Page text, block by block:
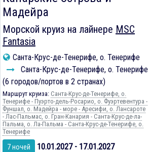
Мадейра
Морской круиз на лайнере MSC
Fantasia
Санта-Крус-де-Тенерифе, о. Тенерифе
Санта-Крус-де-Тенерифе, о. Тенерифе
(6 городов/портов в 2 странах)
Маршрут круиза: Санта-Крус-де-Тенерифе, о.
Тенерифе - Пуэрто-дель-Росарио, о. Фуэртевентура -
Фуншал, о. Мадейра - море - Аресифи, о. Лансароте
- Лас-Пальмас, о. Гран-Канария - Санта-Крус-де-ла-
Пальма, о. Ла-Пальма - Санта-Крус-де-Тенерифе, о.
Тенерифе
7 ночей 10.01.2027 - 17.01.2027